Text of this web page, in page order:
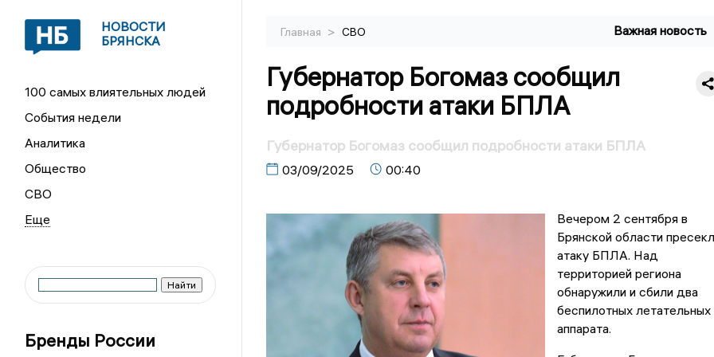
НОВОСТИ
БРЯНСКА
100 самых влиятельных людей
События недели
Аналитика
Общество
СВО
Бренды России
Главная > СВО Важная новость
Губернатор Богомаз сообщил
подробности атаки БПЛА
Губернатор Богомаз сообщил подробности атаки БПЛА
03/09/2025 00:40
Вечером 2 сентября в
Брянской области
атаку БПЛА. Над
территорией региона
обнаружили и сбили два
беспилотных летательных
аппарата.